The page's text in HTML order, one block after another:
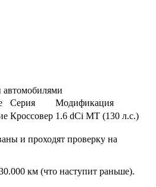
автомобилями
Серия
Модификация
Кроссовер 1.6 dCi MT (130 л.с.)
и проходят проверку на
км (что наступит раньше).